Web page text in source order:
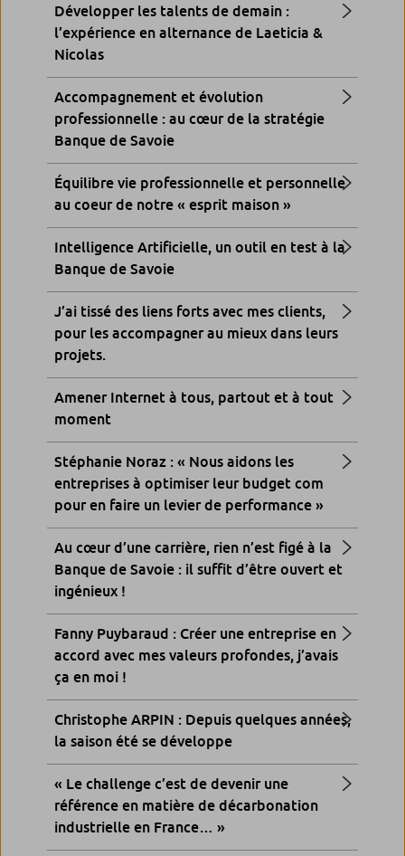
Développer les talents de demain :
l’expérience en alternance de Laeticia &
Nicolas
Accompagnement et évolution
professionnelle : au cœur de la stratégie
Banque de Savoie
Équilibre vie professionnelle et personnelle
au coeur de notre « esprit maison »
Intelligence Artificielle, un outil en test à la
Banque de Savoie
J’ai tissé des liens forts avec mes clients,
pour les accompagner au mieux dans leurs
projets.
Amener Internet à tous, partout et à tout
moment
Stéphanie Noraz : « Nous aidons les
entreprises à optimiser leur budget com
pour en faire un levier de performance »
Au cœur d’une carrière, rien n’est figé à la
Banque de Savoie : il suffit d’être ouvert et
ingénieux !
Fanny Puybaraud : Créer une entreprise en
accord avec mes valeurs profondes, j’avais
ça en moi !
Christophe ARPIN : Depuis quelques années,
la saison été se développe
« Le challenge c’est de devenir une
référence en matière de décarbonation
industrielle en France… »